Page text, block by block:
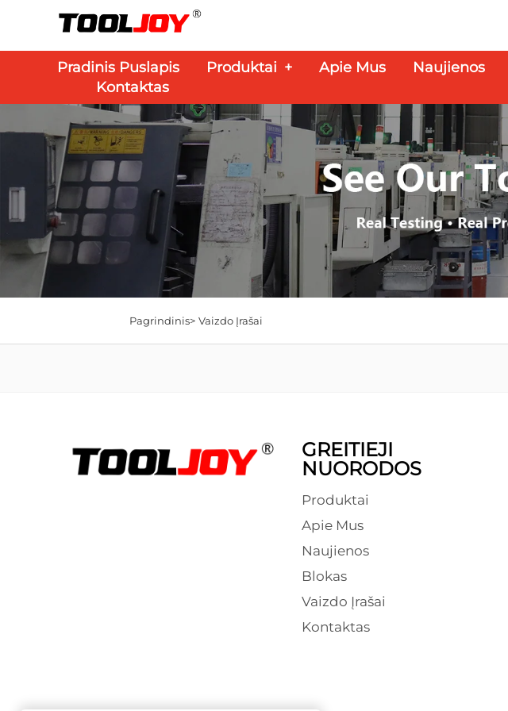
Pradinis Puslapis Produktai + Apie Mus Naujienos
Kontaktas
Pagrindinis> Vaizdo Įrašai
GREITIEJI
NUORODOS
Produktai
Apie Mus
Naujienos
Blokas
Vaizdo Įrašai
Kontaktas